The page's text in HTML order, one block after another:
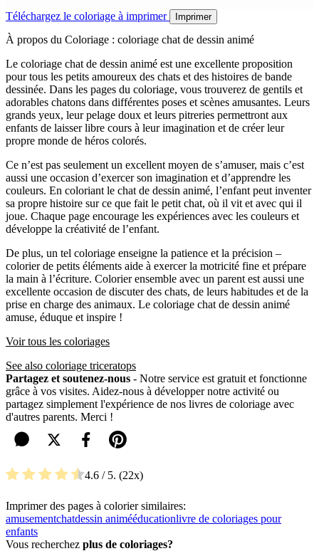
Téléchargez le coloriage à imprimer Imprimer
À propos du Coloriage : coloriage chat de dessin animé
Le coloriage chat de dessin animé est une excellente proposition
pour tous les petits amoureux des chats et des histoires de bande
dessinée. Dans les pages du coloriage, vous trouverez de gentils et
adorables chatons dans différentes poses et scènes amusantes. Leurs
grands yeux, leur pelage doux et leurs pitreries permettront aux
enfants de laisser libre cours à leur imagination et de créer leur
propre monde de héros colorés.
Ce n’est pas seulement un excellent moyen de s’amuser, mais c’est
aussi une occasion d’exercer son imagination et d’apprendre les
couleurs. En coloriant le chat de dessin animé, l’enfant peut inventer
sa propre histoire sur ce que fait le petit chat, où il vit et avec qui il
joue. Chaque page encourage les expériences avec les couleurs et
développe la créativité de l’enfant.
De plus, un tel coloriage enseigne la patience et la précision –
colorier de petits éléments aide à exercer la motricité fine et prépare
la main à l’écriture. Colorier ensemble avec un parent est aussi une
excellente occasion de discuter des chats, de leurs habitudes et de la
prise en charge des animaux. Le coloriage chat de dessin animé
amuse, éduque et inspire !
Voir tous les coloriages
See also coloriage triceratops
Partagez et soutenez-nous - Notre service est gratuit et fonctionne
grâce à vos visites. Aidez-nous à développer notre activité ou
partagez simplement l'expérience de nos livres de coloriage avec
d'autres parents. Merci !
4.6 / 5. 22
Imprimer des pages à colorier similaires:
amusementchatdessin animééducationlivre de coloriages pour
enfants
Vous recherchez plus de coloriages?